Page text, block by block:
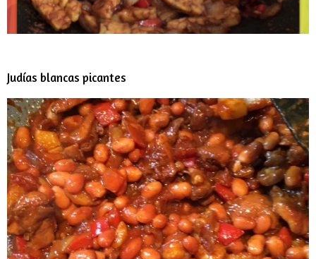
Judías blancas picantes